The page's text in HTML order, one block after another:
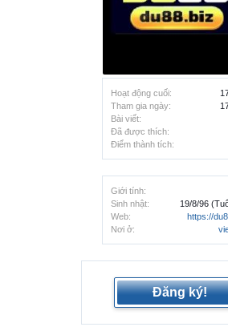
Hoạt động cuối:
Tham gia ngày:
Bài viết:
Đã được thích:
Điểm thành tích:
Giới tính:
Sinh nhật:
19/8/96
Web:
https://
Nơi ở:
Đăng ký!